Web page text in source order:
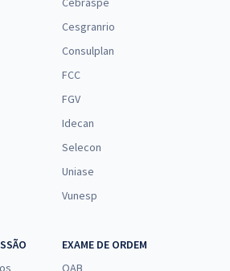
Cesgranrio
Consulplan
FCC
FGV
Idecan
Selecon
Uniase
Vunesp
EXAME DE ORDEM
OAB